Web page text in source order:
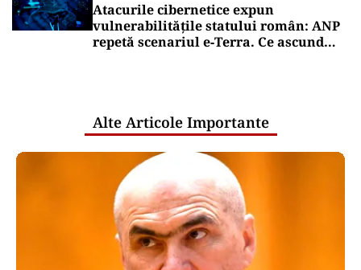
Atacurile cibernetice expun
vulnerabilitățile statului român: ANP
repetă scenariul e‑Terra. Ce ascund
Alte Articole Importante